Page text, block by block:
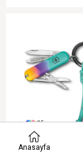
25
Anasayfa